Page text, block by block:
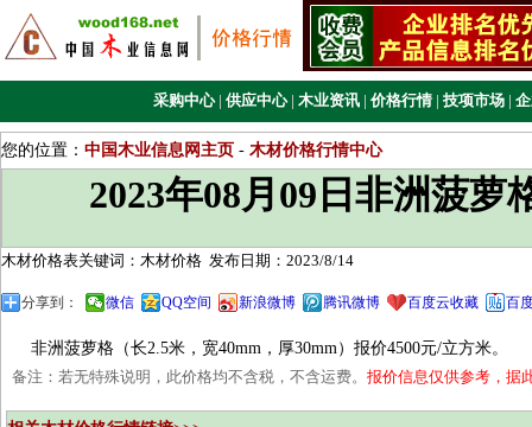
采购中心 | 供应中心 | 木业资讯 | 价格行情 | 技项市场 |
您的位置： 中国木业信息网主页 - 木材价格行情中心
2023年08月09日非洲菠萝
木材价格表关键词：木材价格 发布日期：2023/8/14
分享到： 微信 QQ空间 新浪微博 腾讯微博 百度云收藏 百
非洲菠萝格（长2.5米，宽40mm，厚30mm）报价4500元/立方米。
备注：若无特殊说明，此价格均不含税，不含运费。 报价信息仅供参考，据